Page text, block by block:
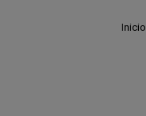
Inicio